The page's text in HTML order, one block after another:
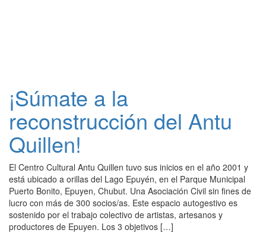
¡Súmate a la
reconstrucción del Antu
Quillen!
El Centro Cultural Antu Quillen tuvo sus inicios en el año 2001 y
está ubicado a orillas del Lago Epuyén, en el Parque Municipal
Puerto Bonito, Epuyen, Chubut. Una Asociación Civil sin fines de
lucro con más de 300 socios/as. Este espacio autogestivo es
sostenido por el trabajo colectivo de artistas, artesanos y
productores de Epuyen. Los 3 objetivos […]